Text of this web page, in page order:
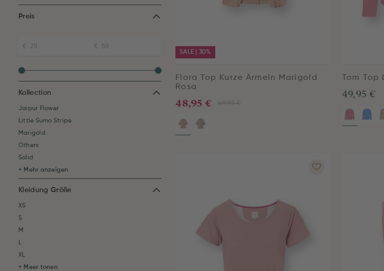
Preis
Kollection
Jaipur Flower
Little Sumo Stripe
Marigold
Others
Solid
+ Mehr anzeigen
Kleidung Größe
XS
S
M
L
XL
+ Meer tonen
SALE | 30%
Flora Top Kurze Ärmeln Marigold
Rosa
69,95 €
48,95 €
Tom
49,95 €